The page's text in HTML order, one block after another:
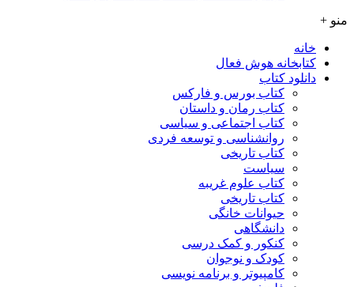
منو +
خانه
کتابخانه هوش فعال
دانلود کتاب
کتاب بورس و فارکس
کتاب رمان و داستان
کتاب اجتماعی و سیاسی
روانشناسی و توسعه فردی
کتاب تاریخی
سیاست
کتاب علوم غریبه
کتاب تاریخی
حیوانات خانگی
دانشگاهی
کنکور و کمک‌ درسی
کودک و نوجوان
کامپیوتر و برنامه نویسی